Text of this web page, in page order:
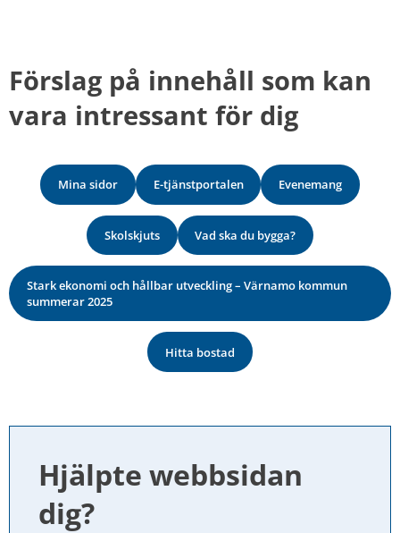
Förslag på innehåll som kan
vara intressant för dig
Mina sidor E-tjänstportalen Evenemang
Skolskjuts Vad ska du bygga?
Stark ekonomi och hållbar utveckling – Värnamo kommun
summerar 2025
Hitta bostad
Hjälpte webbsidan
dig?